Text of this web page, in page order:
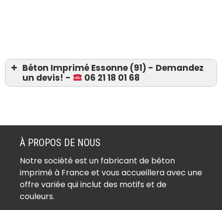
Béton Imprimé Essonne (91) - Demandez
un devis! -
06 21 18 01 68
Béton imprimé Abbéville-la-Rivière
(91150)
Béton imprimé Angerville (91670)
Béton imprimé Angervilliers (91470)
Béton imprimé Arpajon (91290)
Béton imprimé Arrancourt (91690)
À PROPOS DE NOUS
Notre société est un fabricant de béton
imprimé à France et vous accueillera avec une
offre variée qui inclut des motifs et de
couleurs.